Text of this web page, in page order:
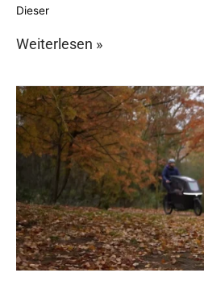
Dieser
Weiterlesen »
Lovens
Explorer
2:
Die
Einschätzung
der RadFahren-
Redaktion